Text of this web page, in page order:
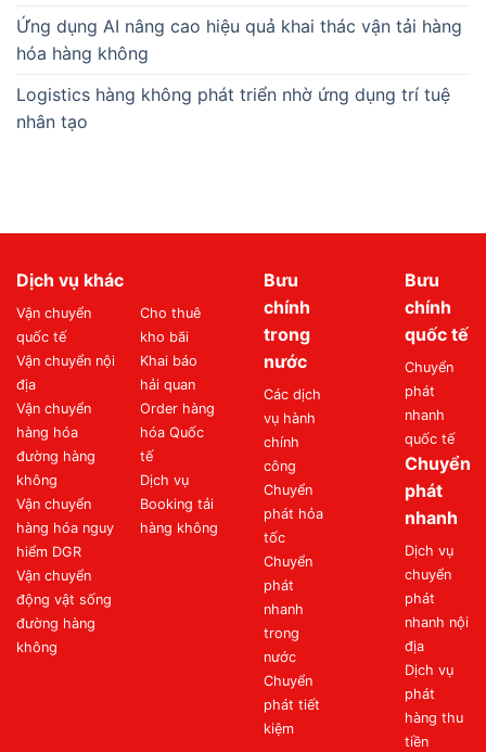
Ứng dụng AI nâng cao hiệu quả khai thác vận tải hàng
hóa hàng không
Logistics hàng không phát triển nhờ ứng dụng trí tuệ
nhân tạo
Dịch vụ khác
Vận chuyển
quốc tế
Vận chuyển nội
địa
Vận chuyển
hàng hóa
đường hàng
không
Vận chuyển
hàng hóa nguy
hiểm DGR
Vận chuyển
động vật sống
đường hàng
không
Cho thuê
kho bãi
Khai báo
hải quan
Order hàng
hóa Quốc
tế
Dịch vụ
Booking tải
hàng không
Bưu
chính
trong
nước
Các dịch
vụ hành
chính
công
Chuyển
phát hỏa
tốc
Chuyển
phát
nhanh
trong
nước
Chuyển
phát tiết
kiệm
Bưu
chính
quốc tế
Chuyển
phát
nhanh
quốc tế
Chuyển
phát
nhanh
Dịch vụ
chuyển
phát
nhanh nội
địa
Dịch vụ
phát
hàng thu
tiền